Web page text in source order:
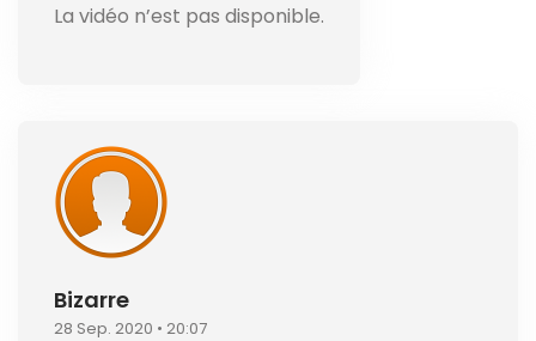
La vidéo n’est pas disponible.
Bizarre
28 Sep. 2020 • 20:07